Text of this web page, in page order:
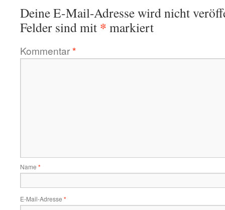
Deine E-Mail-Adresse wird nicht
Felder sind mit * markiert
Kommentar*
Name *
E-Mail-Adresse *